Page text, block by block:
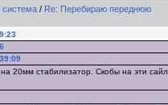
система / Re: Перебираю переднюю
20мм стабилизатор. Скобы на эти